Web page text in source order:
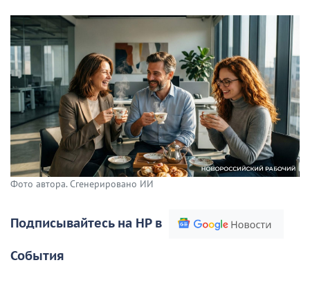
Фото автора. Сгенерировано ИИ
Подписывайтесь на НР в
События